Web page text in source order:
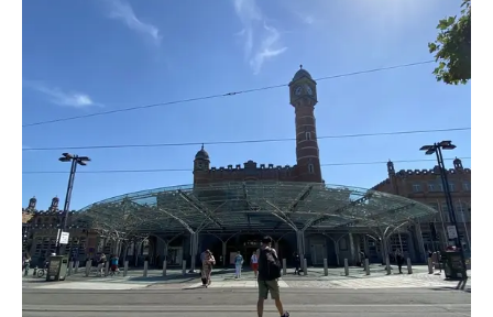
Ja
Stedenbouwkundige
bestemming:
Woongebied
Overstromingsgevoeligheid:
Beschermd erfgoed:
Nee
EPC
275
Dagvaarding:
Nee